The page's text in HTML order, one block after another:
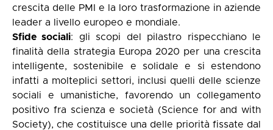
crescita delle PMI e la loro trasformazione in aziende
leader a livello europeo e mondiale.
Sfide sociali: gli scopi del pilastro rispecchiano le
finalità della strategia Europa 2020 per una crescita
intelligente, sostenibile e solidale e si estendono
infatti a molteplici settori, inclusi quelli delle scienze
sociali e umanistiche, favorendo un collegamento
positivo fra scienza e società (Science for and with
Society), che costituisce una delle priorità fissate dal